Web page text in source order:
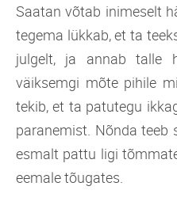
Saatan võtab inimeselt
tegema lükkab, et ta
julgelt, ja annab talle
väiksemgi mõte pihile
tekib, et ta patutegu
paranemist. Nõnda teeb
esmalt pattu ligi
eemale tõugates.